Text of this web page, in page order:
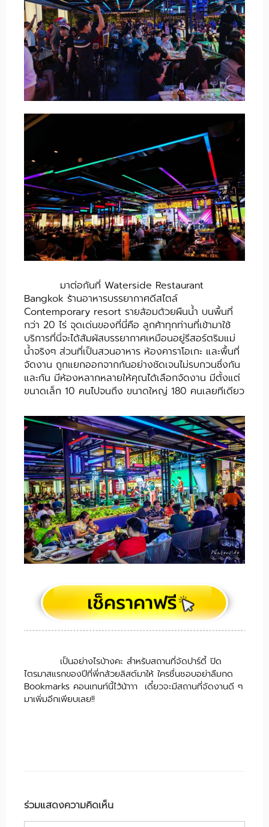
มาต่อกันที่ Waterside Restaurant
Bangkok ร้านอาหารบรรยากาศดีสไตล์
Contemporary resort รายล้อมด้วยผืนน้ำ บนพื้นที่
กว่า 20 ไร่ จุดเด่นของที่นี่คือ ลูกค้าทุกท่านที่เข้ามาใช้
บริการที่นี่จะได้สัมผัสบรรยากาศเหมือนอยู่รีสอร์ตริมแม่
น้ำจริงๆ ส่วนที่เป็นสวนอาหาร ห้องคาราโอเกะ และพื้นที่
จัดงาน ถูกแยกออกจากกันอย่างชัดเจนไม่รบกวนซึ่งกัน
และกัน มีห้องหลากหลายให้คุณได้เลือกจัดงาน มีตั้งแต่
ขนาดเล็ก 10 คนไปจนถึง ขนาดใหญ่ 180 คนเลยทีเดียว
เป็นอย่างไรบ้างคะ สำหรับสถานที่จัดปาร์ตี้ ปิด
ไตรมาสแรกของปีที่พี่กล้วยลิสต์มาให้ ใครชื่นชอบอย่าลืมกด
Bookmarks คอนเทนท์นี้ไว้น้าาา เดี๋ยวจะมีสถานที่จัดงานดี ๆ
มาเพิ่มอีกเพียบเลย!!
ร่วมแสดงความคิดเห็น